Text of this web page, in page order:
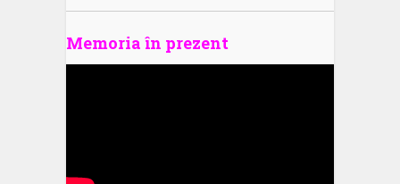
Memoria în prezent